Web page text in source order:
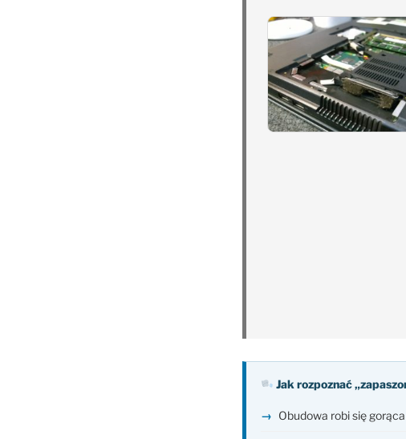
Jak rozpoznać
Obudowa robi się